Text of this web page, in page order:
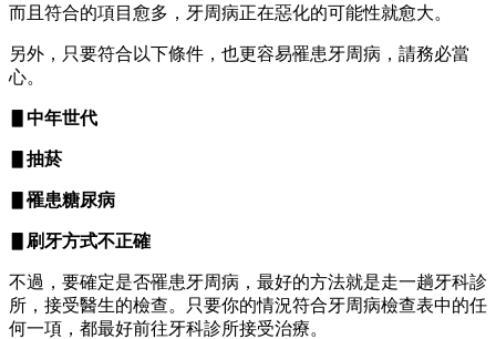
而且符合的項目愈多，牙周病正在惡化的可能性就愈大。
另外，只要符合以下條件，也更容易罹患牙周病，請務必當
心。
▋中年世代
▋抽菸
▋罹患糖尿病
▋刷牙方式不正確
不過，要確定是否罹患牙周病，最好的方法就是走一趟牙科診
所，接受醫生的檢查。只要你的情況符合牙周病檢查表中的任
何一項，都最好前往牙科診所接受治療。